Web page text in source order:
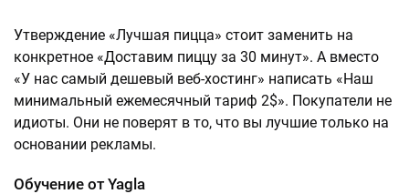
Утверждение «Лучшая пицца» стоит заменить на
конкретное «Доставим пиццу за 30 минут». А вместо
«У нас самый дешевый веб-хостинг» написать «Наш
минимальный ежемесячный тариф 2$». Покупатели не
идиоты. Они не поверят в то, что вы лучшие только на
основании рекламы.
Обучение от Yagla